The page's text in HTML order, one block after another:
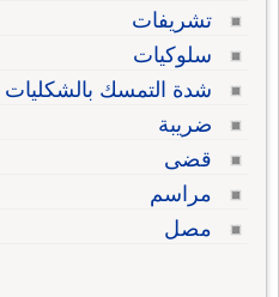
تشريفات
سلوكيات
شدة التمسك بالشكليات
ضريبة
قضى
مراسم
مصل